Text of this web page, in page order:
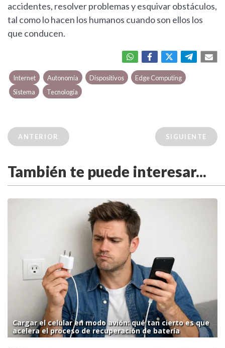
accidentes, resolver problemas y esquivar obstáculos,
tal como lo hacen los humanos cuando son ellos los
que conducen.
Internet Autonomía Dispositivos
Edge Computing
Sistema
Tecnología
ANTERIOR SIGUIENTE
También te puede interesar...
Cargar el celular en modo avión: qué tan cierto es que
acelera el proceso de recuperación de batería